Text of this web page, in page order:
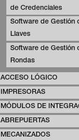
de Credenciales
Software de Gestión
Llaves
Software de Gestión
Rondas
ACCESO LÓGICO
IMPRESORAS
MÓDULOS DE
ABREPUERTAS
MECANIZADOS